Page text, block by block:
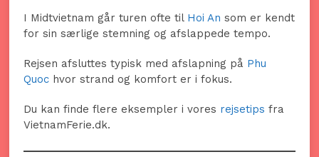
I Midtvietnam går turen ofte til Hoi An som er kendt
for sin særlige stemning og afslappede tempo.
Rejsen afsluttes typisk med afslapning på Phu
Quoc hvor strand og komfort er i fokus.
Du kan finde flere eksempler i vores rejsetips fra
VietnamFerie.dk.